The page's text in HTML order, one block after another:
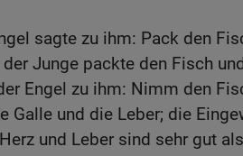
sagte zu ihm: Pack den
der Junge packte den Fisch
Engel zu ihm: Nimm den
Galle und die Leber; die
und Leber sind sehr gut